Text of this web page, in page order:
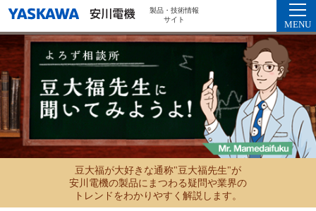
製品・技術情報
サイト
MENU
豆大福が大好きな通称"豆大福先生"が
安川電機の製品にまつわる疑問や業界の
トレンドをわかりやすく解説します。